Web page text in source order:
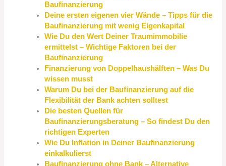
Baufinanzierung
Deine ersten eigenen vier Wände – Tipps für die
Baufinanzierung mit wenig Eigenkapital
Wie Du den Wert Deiner Traumimmobilie
ermittelst – Wichtige Faktoren bei der
Baufinanzierung
Finanzierung von Doppelhaushälften – Was Du
wissen musst
Warum Du bei der Baufinanzierung auf die
Flexibilität der Bank achten solltest
Die besten Quellen für
Baufinanzierungsberatung – So findest Du den
richtigen Experten
Wie Du Inflation in Deiner Baufinanzierung
einkalkulierst
Baufinanzierung ohne Bank – Alternative